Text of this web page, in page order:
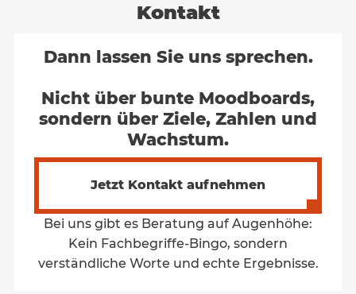
Kontakt
Dann lassen Sie uns sprechen.
Nicht über bunte Moodboards,
sondern über Ziele, Zahlen und
Wachstum.
Jetzt Kontakt aufnehmen
Bei uns gibt es Beratung auf Augenhöhe:
Kein Fachbegriffe-Bingo, sondern
verständliche Worte und echte Ergebnisse.